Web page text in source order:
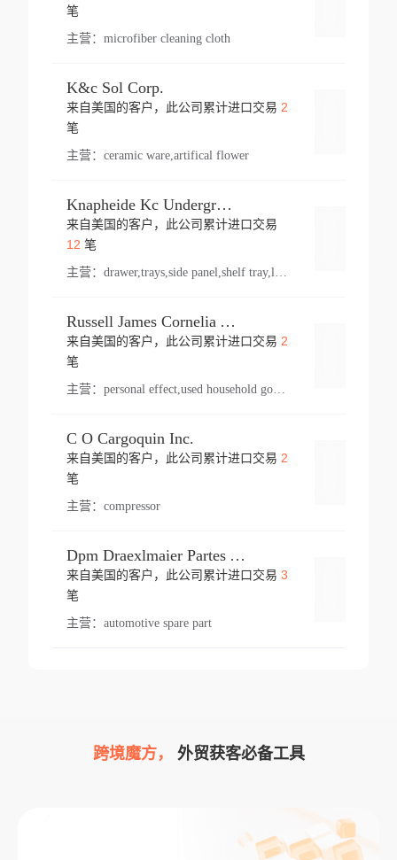
笔
主营： microfiber cleaning cloth
K&c Sol Corp.
来自美国的客户，此公司累计进口交易 2
笔
主营： ceramic ware,artifical flower
Knapheide Kc Underground
来自美国的客户，此公司累计进口交易
12 笔
主营：
Russell James Cornelia Arlington Va
来自美国的客户，此公司累计进口交易 2
笔
主营： personal effect,used household goods
C O Cargoquin Inc.
来自美国的客户，此公司累计进口交易 2
笔
主营： compressor
Dpm Draexlmaier Partes Automotrices Corr Ind Huejotzingo
来自美国的客户，此公司累计进口交易 3
笔
主营： automotive spare part
跨境魔方， 外贸获客必备工具